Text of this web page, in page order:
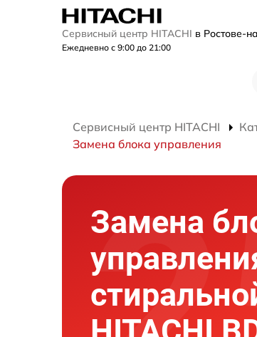
Сервисный центр HITACHI в Ростове-
Ежедневно с 9:00 до 21:00
Сервисный центр HITACHI
Замена блока управления
Замена